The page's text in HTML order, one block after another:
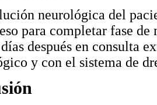
neurológica del
para completar fase
después en consulta
y con el sistema de